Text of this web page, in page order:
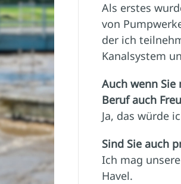
Als erstes
von
der ich
Kanalsystem
Auch wenn
Beruf auch
Ja, das würde
Sind Sie auch
Ich mag
Havel.